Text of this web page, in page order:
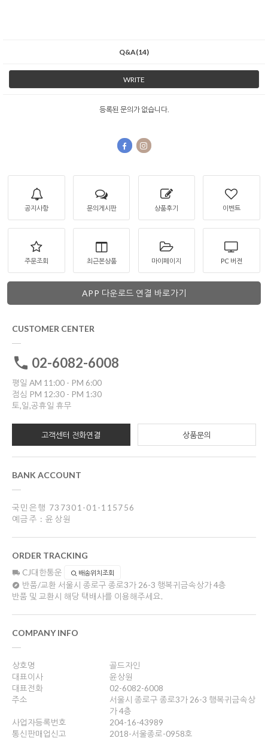
Q&A(14)
WRITE
등록된 문의가 없습니다.
공지사항 문의게시판 상품후기 이벤트
주문조회 최근본상품 마이페이지 PC 버젼
APP 다운로드 연결 바로가기
CUSTOMER CENTER
02-6082-6008
평일 AM 11:00 - PM 6:00
점심 PM 12:30 - PM 1:30
토,일,공휴일 휴무
고객센터 전화연결 상품문의
BANK ACCOUNT
국민은행 737301-01-115756
예금주 : 윤상원
ORDER TRACKING
CJ대한통운 배송위치조회
반품/교환 서울시 종로구 종로3가 26-3 행복귀금속상가 4층
반품 및 교환시 해당 택배사를 이용해주세요.
COMPANY INFO
상호명
골드자인
대표이사
윤상원
대표전화
02-6082-6008
주소
서울시 종로구 종로3가 26-3 행복귀금속상
가 4층
사업자등록번호
204-16-43989
통신판매업신고
2018-서울종로-0958호